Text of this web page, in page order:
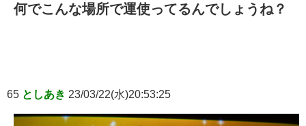
何でこんな場所で運使ってるんでしょうね？
65 としあき 23/03/22(水)20:53:25